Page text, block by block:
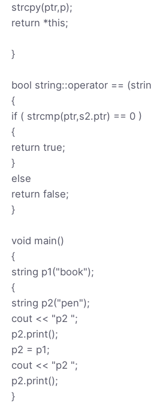
strcpy(ptr,p);
return *this;
}
bool string::operator ==
{
if ( strcmp(ptr,s2.ptr) == 0 )
{
return true;
}
else
return false;
}
void main()
{
string p1("book");
{
string p2("pen");
cout << "p2 ";
p2.print();
p2 = p1;
cout << "p2 ";
p2.print();
}